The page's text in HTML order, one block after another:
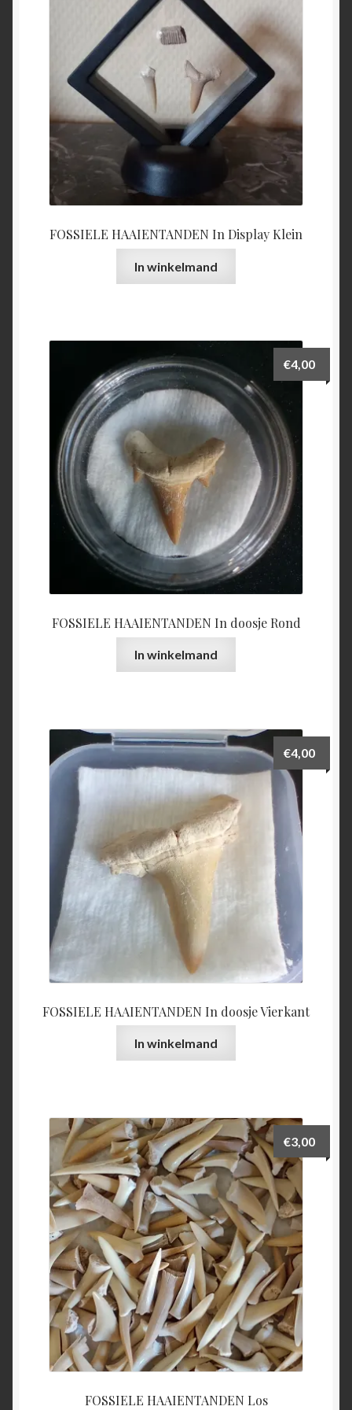
FOSSIELE HAAIENTANDEN In Display Klein
In winkelmand
FOSSIELE HAAIENTANDEN In doosje Rond
€4,00
In winkelmand
FOSSIELE HAAIENTANDEN In doosje Vierkant
€4,00
In winkelmand
FOSSIELE HAAIENTANDEN Los
€3,00